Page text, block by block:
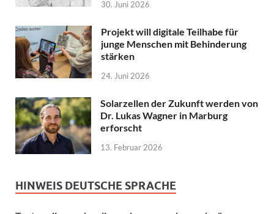
30. Juni 2026
Projekt will digitale Teilhabe für
junge Menschen mit Behinderung
stärken
24. Juni 2026
Solarzellen der Zukunft werden von
Dr. Lukas Wagner in Marburg
erforscht
13. Februar 2026
HINWEIS DEUTSCHE SPRACHE